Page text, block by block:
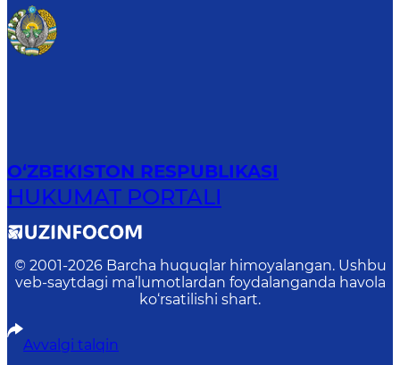
O‘ZBEKISTON RESPUBLIKASI
HUKUMAT PORTALI
© 2001-2026 Barcha huquqlar himoyalangan. Ushbu
veb-saytdagi ma’lumotlardan foydalanganda havola
ko‘rsatilishi shart.
Avvalgi talqin